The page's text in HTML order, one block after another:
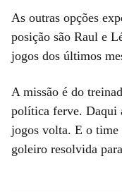
As outras opções
posição são Raul e
jogos dos últimos
A missão é do
política ferve. Daqui
jogos volta. E o time
goleiro resolvida